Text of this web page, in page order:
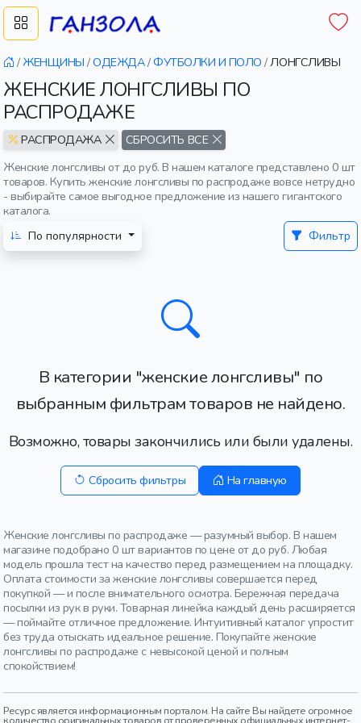
/ ЖЕНЩИНЫ /ОДЕЖДА/ФУТБОЛКИ И ПОЛО /ЛОНГСЛИВЫ
ЖЕНСКИЕ ЛОНГСЛИВЫ ПО
РАСПРОДАЖЕ
РАСПРОДАЖА
СБРОСИТЬ ВСЕ
Женские лонгсливы от до руб. В нашем каталоге представлено 0 шт
товаров. Купить женские лонгсливы по распродаже вовсе нетрудно
- выбирайте самое выгодное предложение из нашего гигантского
каталога.
По популярности
Фильтр
В категории "женские лонгсливы" по
выбранным фильтрам товаров не найдено.
Возможно, товары закончились или были удалены.
Сбросить фильтры На главную
Женские лонгсливы по распродаже — разумный выбор. В нашем
магазине подобрано 0 шт вариантов по цене от до руб. Любая
модель прошла тест на качество перед размещением на площадку.
Оплата стоимости за женские лонгсливы совершается перед
покупкой — и после внимательного осмотра. Бережная передача
посылки из рук в руки. Товарная линейка каждый день расширяется
— поймайте отличное предложение. Интуитивный каталог упростит
без труда отыскать идеальное решение. Покупайте женские
лонгсливы по распродаже с невысокой ценой и полным
спокойствием!
Ресурс является информационным порталом. На сайте Вы найдете огромное
количество оригинальных товаров от проверенных официальных интернет-